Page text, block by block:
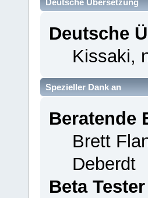
Deutsche Übersetzung
Deutsche
Kissaki,
Spezieller Dank an
Beratende
Brett
Deberdt
Beta Tester